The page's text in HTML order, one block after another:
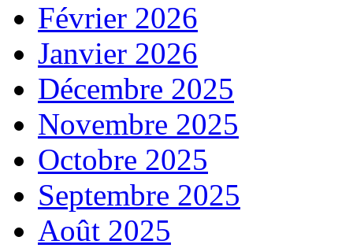
Février 2026
Janvier 2026
Décembre 2025
Novembre 2025
Octobre 2025
Septembre 2025
Août 2025